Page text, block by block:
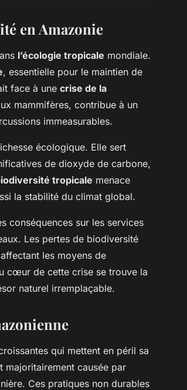
en Amazonie
l’écologie tropicale mondiale.
, essentielle pour le maintien de
face à une crise de la
mammifères, contribue à un
immeasurables.
écologique. Elle sert
de dioxyde de carbone,
tropicale menace
la stabilité du climat global.
conséquences sur les services
Les pertes de biodiversité
les moyens de
cœur de cette crise se trouve la
naturel irremplaçable.
qui mettent en péril sa
majoritairement causée par
Ces pratiques non durables